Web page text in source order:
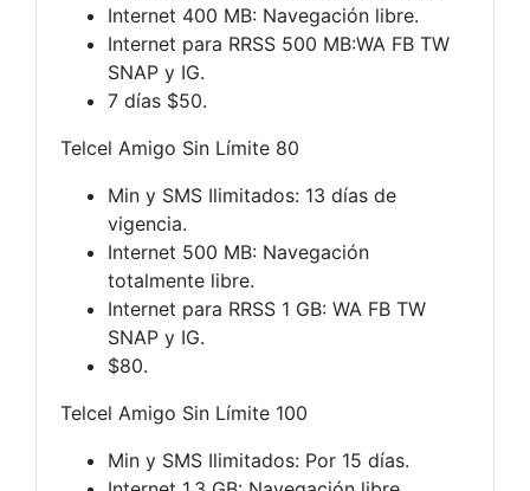
Internet 400 MB: Navegación libre.
Internet para RRSS 500 MB:WA FB TW
SNAP y IG.
7 días $50.
Telcel Amigo Sin Límite 80
Min y SMS Ilimitados: 13 días de
vigencia.
Internet 500 MB: Navegación
totalmente libre.
Internet para RRSS 1 GB: WA FB TW
SNAP y IG.
$80.
Telcel Amigo Sin Límite 100
Min y SMS Ilimitados: Por 15 días.